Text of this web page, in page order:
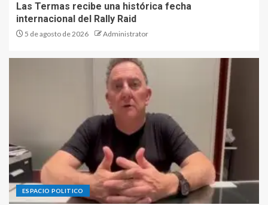
Las Termas recibe una histórica fecha
internacional del Rally Raid
5 de agosto de 2026 Administrator
ESPACIO POLITICO